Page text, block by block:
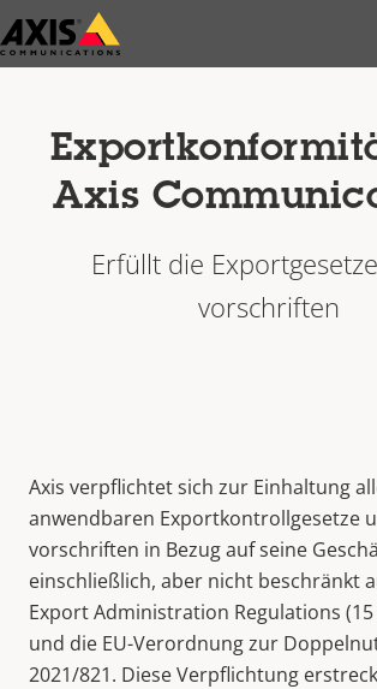
Zum
Hauptinhalt
Axis
Erfüllt die
vorschriften
Axis verpflichtet sich zur Einhaltung
anwendbaren Exportkontrollgesetze
vorschriften in Bezug auf seine
einschließlich, aber nicht beschränkt
Export Administration Regulations (15
und die EU-Verordnung zur
2021/821. Diese Verpflichtung